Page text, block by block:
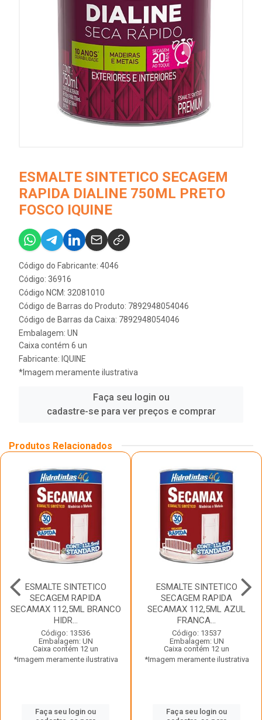
ESMALTE SINTETICO SECAGEM
RAPIDA DIALINE 750ML PRETO
FOSCO IQUINE
Código do Fabricante: 4046
Código: 36916
Código NCM: 32081010
Código de Barras do Produto: 7892948054046
Código de Barras da Caixa: 7892948054046
Embalagem: UN
Caixa contém 6 un
Fabricante: IQUINE
*Imagem meramente ilustrativa
Faça seu login ou
cadastre-se para ver preços e comprar
Produtos Relacionados
ESMALTE SINTETICO
SECAGEM RAPIDA
SECAMAX 112,5ML BRANCO
HIDR...
Código: 13536
Embalagem: UN
Caixa contém 12 un
*Imagem meramente ilustrativa
Faça seu login ou
ESMALTE SINTETICO
SECAGEM RAPIDA
SECAMAX 112,5ML AZUL
FRANCA...
Código: 13537
Embalagem: UN
Caixa contém 12 un
*Imagem meramente ilustrativa
Faça seu login ou